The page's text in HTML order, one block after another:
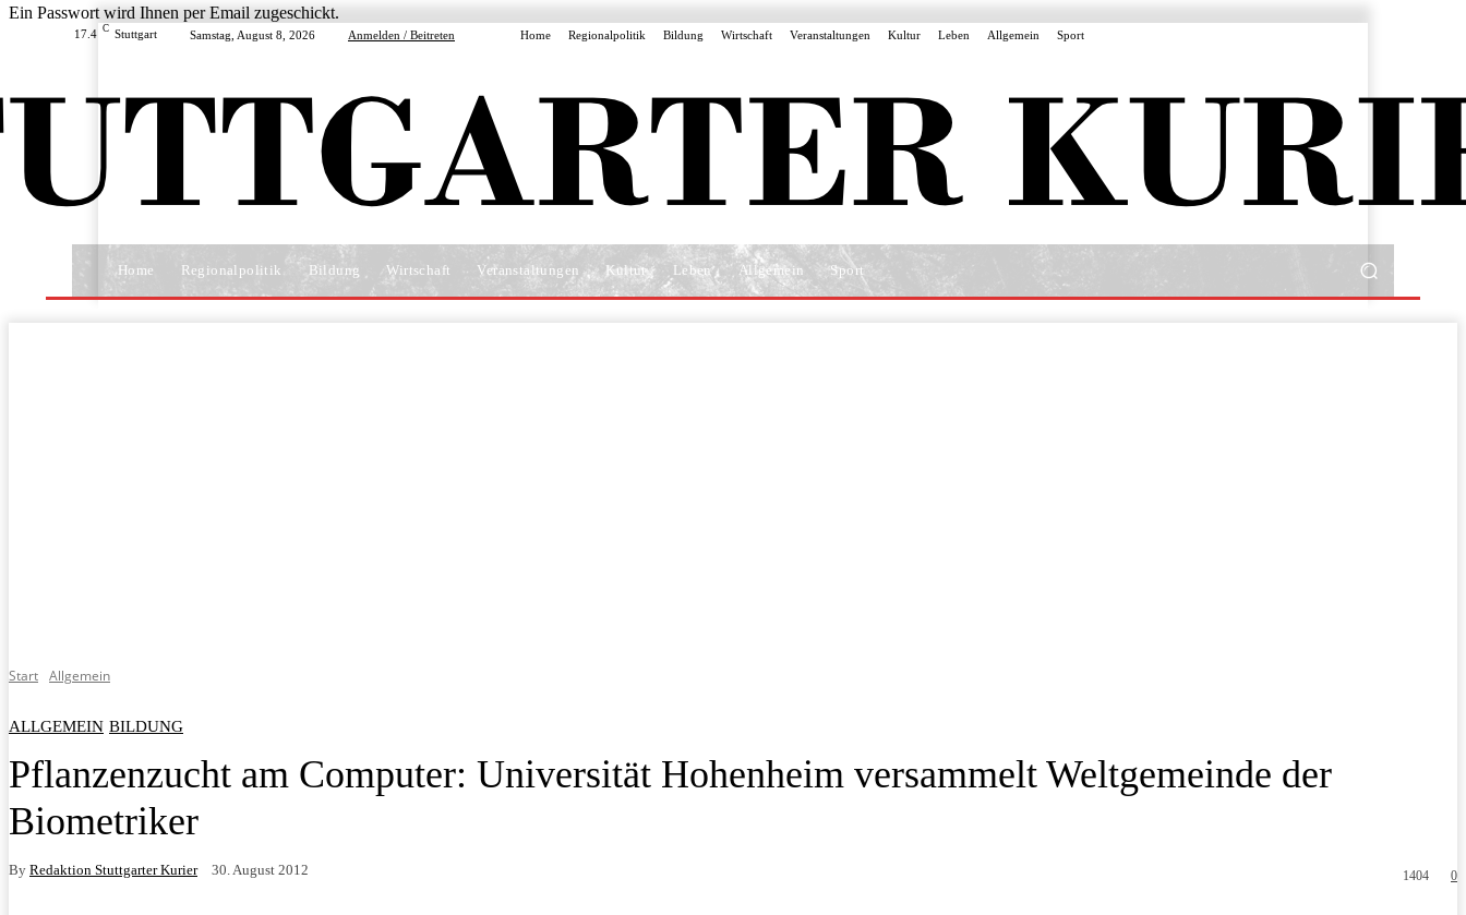
Ein Passwort wird Ihnen per Email zugeschickt.
17.4 C Stuttgart Samstag, August 8, 2026 Anmelden / Beitreten Home Regionalpolitik Bildung Wirtschaft Veranstaltungen Kultur Leben Allgemein Sport
Home Regionalpolitik Bildung Wirtschaft Veranstaltungen Kultur Leben Allgemein Sport
Start Allgemein
ALLGEMEIN BILDUNG
Pflanzenzucht am Computer: Universität Hohenheim versammelt Weltgemeinde der
Biometriker
By Redaktion Stuttgarter Kurier 30. August 2012 0
1404